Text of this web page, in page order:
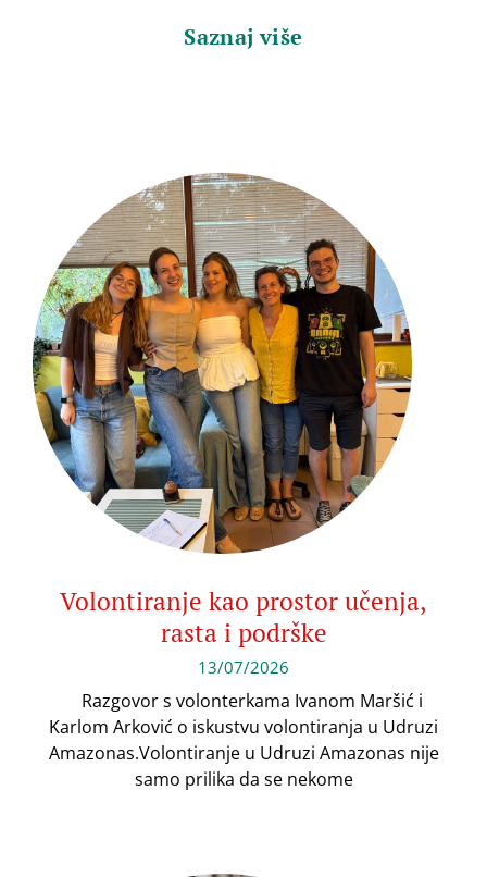
Saznaj više
Volontiranje kao prostor učenja,
rasta i podrške
13/07/2026
Razgovor s volonterkama Ivanom Maršić i
Karlom Arković o iskustvu volontiranja u Udruzi
Amazonas.Volontiranje u Udruzi Amazonas nije
samo prilika da se nekome